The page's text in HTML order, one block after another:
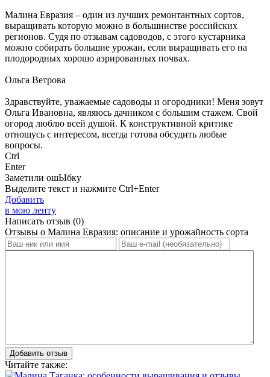
Малина Евразия – один из лучших ремонтантных сортов,
выращивать которую можно в большинстве российских
регионов. Судя по отзывам садоводов, с этого кустарника
можно собирать большие урожаи, если выращивать его на
плодородных хорошо аэрированных почвах.
Ольга Ветрова
Здравствуйте, уважаемые садоводы и огородники! Меня зовут
Ольга Ивановна, являюсь дачником с большим стажем. Свой
огород люблю всей душой. К конструктивной критике
отношусь с интересом, всегда готова обсудить любые
вопросы.
Ctrl
Enter
Заметили ошЫбку
Выделите текст и нажмите Ctrl+Enter
Добавить
в мою ленту
Написать отзыв (0)
Отзывы о Малина Евразия: описание и урожайность сорта
Добавить отзыв
Читайте также: